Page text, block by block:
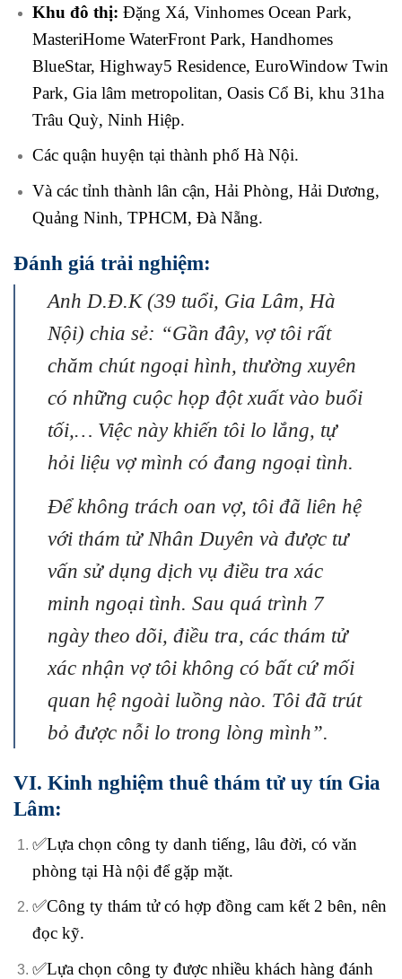
Khu đô thị: Đặng Xá, Vinhomes Ocean Park,
MasteriHome WaterFront Park, Handhomes
BlueStar, Highway5 Residence, EuroWindow Twin
Park, Gia lâm metropolitan, Oasis Cổ Bi, khu 31ha
Trâu Quỳ, Ninh Hiệp.
Các quận huyện tại thành phố Hà Nội.
Và các tỉnh thành lân cận, Hải Phòng, Hải Dương,
Quảng Ninh, TPHCM, Đà Nẵng.
Đánh giá trải nghiệm:
Anh D.Đ.K (39 tuổi, Gia Lâm, Hà
Nội) chia sẻ: “Gần đây, vợ tôi rất
chăm chút ngoại hình, thường xuyên
có những cuộc họp đột xuất vào buổi
tối,… Việc này khiến tôi lo lắng, tự
hỏi liệu vợ mình có đang ngoại tình.
Để không trách oan vợ, tôi đã liên hệ
với thám tử Nhân Duyên và được tư
vấn sử dụng dịch vụ điều tra xác
minh ngoại tình. Sau quá trình 7
ngày theo dõi, điều tra, các thám tử
xác nhận vợ tôi không có bất cứ mối
quan hệ ngoài luồng nào. Tôi đã trút
bỏ được nỗi lo trong lòng mình”.
VI. Kinh nghiệm thuê thám tử uy tín Gia
Lâm:
✅Lựa chọn công ty danh tiếng, lâu đời, có văn
phòng tại Hà nội để gặp mặt.
✅Công ty thám tử có hợp đồng cam kết 2 bên, nên
đọc kỹ.
✅Lựa chọn công ty được nhiều khách hàng đánh